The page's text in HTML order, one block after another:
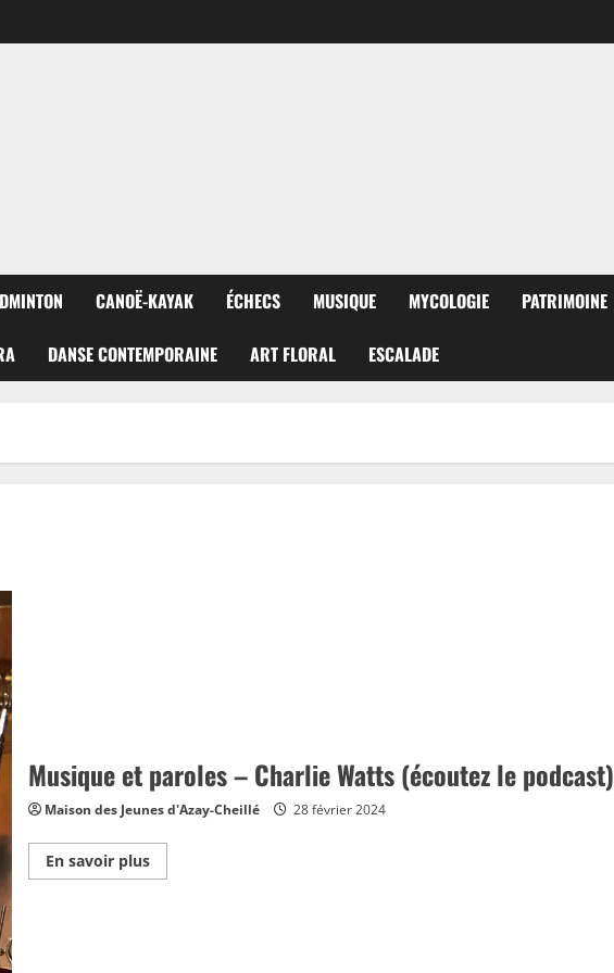
CANOË-KAYAK ÉCHECS MUSIQUE MYCOLOGIE PATRIMOINE
DANSE CONTEMPORAINE ART FLORAL ESCALADE
Musique et paroles – Charlie Watts (écoutez le podcast)
Maison des Jeunes d'Azay-Cheillé 28 février 2024
En savoir plusEn
savoir